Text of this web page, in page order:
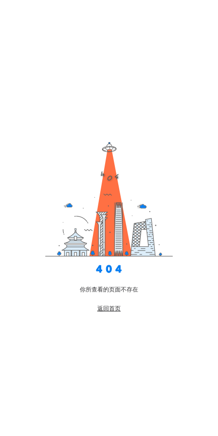
你所查看的页面不存在
返回首页